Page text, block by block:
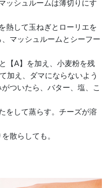
ッシュルームは薄切りにす
熱して玉ねぎとローリエを
マッシュルームとシーフー
【A】を加え、小麦粉を残
加え、ダマにならないよう
ついたら、バター、塩、こ
をして蒸らす。チーズが溶
散らしても。